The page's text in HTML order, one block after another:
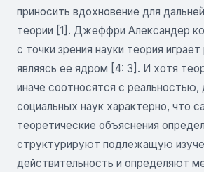
приносить вдохновение для
теории [1]. Джеффри Александер
с точки зрения науки теория
являясь ее ядром [4: 3]. И хотя
иначе соотносятся с реальностью,
социальных наук характерно, что
теоретические объяснения
структурируют подлежащую
действительность и определяют